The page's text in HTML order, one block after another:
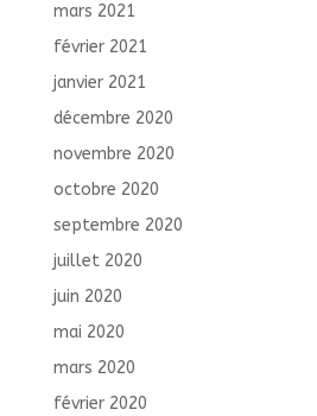
mars 2021
février 2021
janvier 2021
décembre 2020
novembre 2020
octobre 2020
septembre 2020
juillet 2020
juin 2020
mai 2020
mars 2020
février 2020